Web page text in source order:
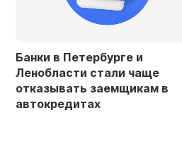
и
чаще
в
Ложные
как уберечь
взлома